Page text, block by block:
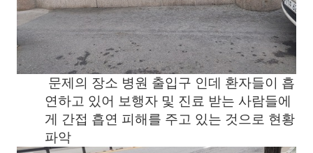
문제의 장소 병원 출입구 인데 환자들이 흡
연하고 있어 보행자 및 진료 받는 사람들에
게 간접 흡연 피해를 주고 있는 것으로 현황
파악